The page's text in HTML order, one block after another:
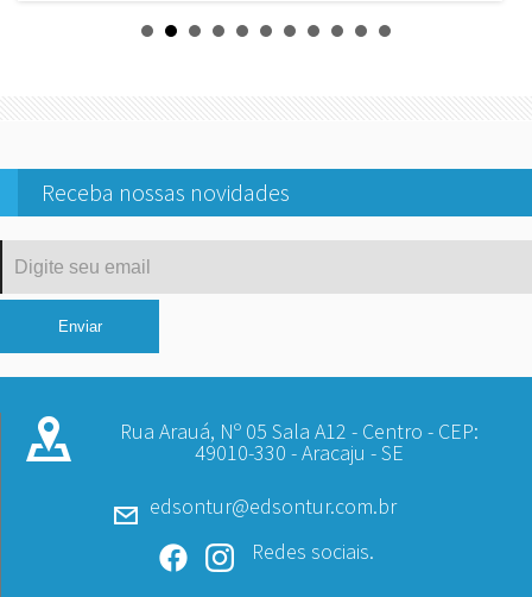
Receba nossas novidades
Rua Arauá, Nº 05 Sala A12 - Centro - CEP:
49010-330 - Aracaju - SE
edsontur@edsontur.com.br
Redes sociais.